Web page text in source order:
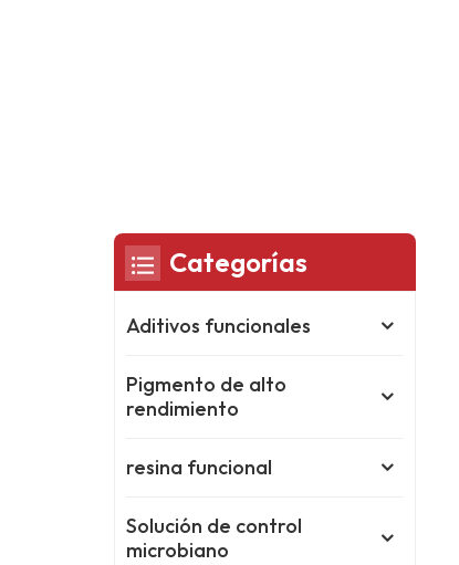
Categorías
Aditivos funcionales
Pigmento de alto
rendimiento
resina funcional
Solución de control
microbiano